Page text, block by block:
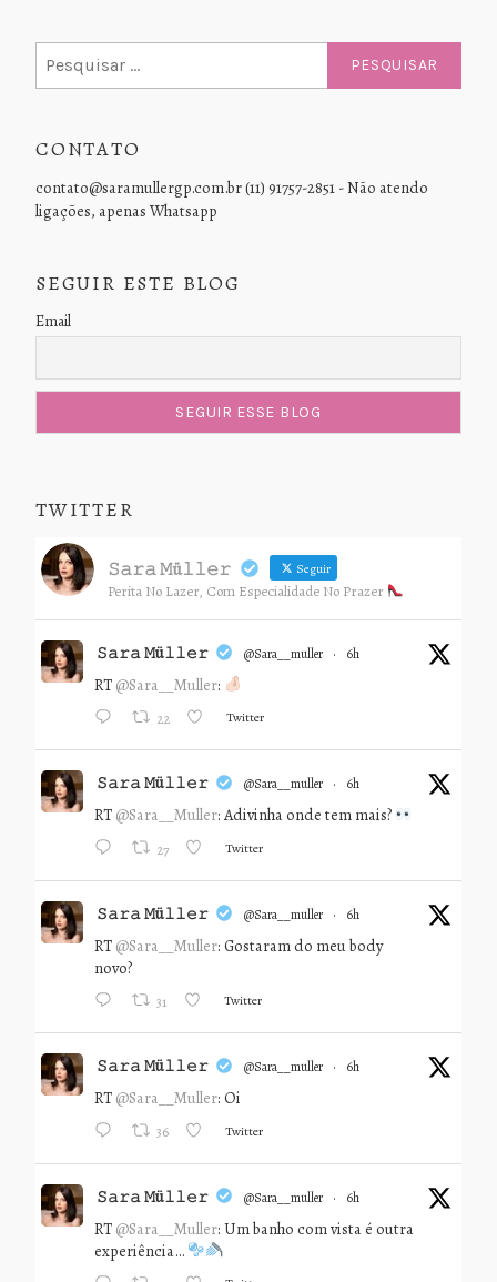
por:
CONTATO
contato@saramullergp.com.br (11) 91757-2851 - Não atendo
ligações, apenas Whatsapp
SEGUIR ESTE BLOG
Email
TWITTER
𝚂𝚊𝚛𝚊 𝙼ü𝚕𝚕𝚎𝚛 Seguir
Perita No Lazer, Com Especialidade No Prazer
𝚂𝚊𝚛𝚊 𝙼ü𝚕𝚕𝚎𝚛 @sara__muller · 6h
RT @Sara__Muller:
22 Twitter
𝚂𝚊𝚛𝚊 𝙼ü𝚕𝚕𝚎𝚛 @sara__muller · 6h
RT @Sara__Muller: Adivinha onde tem mais?
27 Twitter
𝚂𝚊𝚛𝚊 𝙼ü𝚕𝚕𝚎𝚛 @sara__muller · 6h
RT @Sara__Muller: Gostaram do meu body
novo?
31 Twitter
𝚂𝚊𝚛𝚊 𝙼ü𝚕𝚕𝚎𝚛 @sara__muller · 6h
RT @Sara__Muller: Oi
36 Twitter
𝚂𝚊𝚛𝚊 𝙼ü𝚕𝚕𝚎𝚛 @sara__muller · 6h
RT @Sara__Muller: Um banho com vista é outra
experiência…